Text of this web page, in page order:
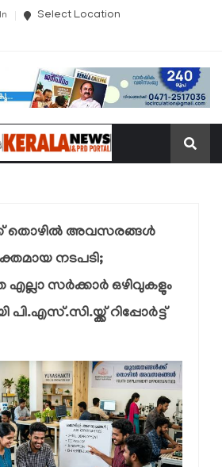
Select Location
തൊഴിൽ അവസരങ്ങൾ
നടപടി;
സർക്കാർ ഒഴിവുകളും
റിപ്പോർട്ട്